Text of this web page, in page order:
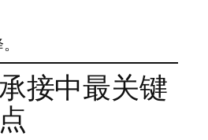
接中最关键